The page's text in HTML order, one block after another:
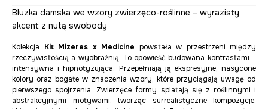
Bluzka damska we wzory zwierzęco-roślinne – wyrazisty
akcent z nutą swobody
Kolekcja Kit Mizeres x Medicine powstała w przestrzeni między
rzeczywistością a wyobraźnią. To opowieść budowana kontrastami –
intensywna i hipnotyzująca. Przepełniają ją ekspresyjne, nasycone
kolory oraz bogate w znaczenia wzory, które przyciągają uwagę od
pierwszego spojrzenia. Zwierzęce formy splatają się z roślinnymi i
abstrakcyjnymi motywami, tworząc surrealistyczne kompozycje,